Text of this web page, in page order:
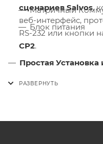
сценариев Salvos,
веб-интерфейс,
RS-232 или кнопки
CP2.
Простая
Bonjour/Zeroconf
Матричный
Блок питания